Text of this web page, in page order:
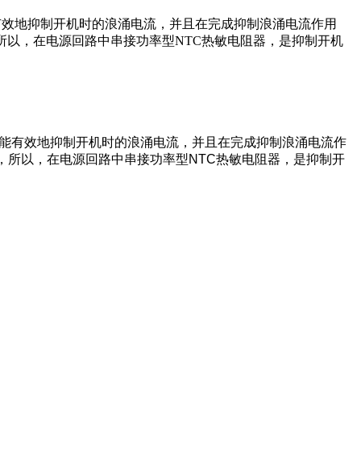
地抑制开机时的浪涌电流，并且在完成抑制浪涌电流作用
，在电源回路中串接功率型NTC热敏电阻器，是抑制开机
效地抑制开机时的浪涌电流，并且在完成抑制浪涌电流作
以，在电源回路中串接功率型NTC热敏电阻器，是抑制开